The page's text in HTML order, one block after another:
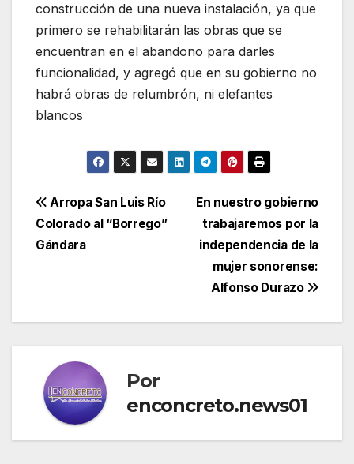
construcción de una nueva instalación, ya que
primero se rehabilitarán las obras que se
encuentran en el abandono para darles
funcionalidad, y agregó que en su gobierno no
habrá obras de relumbrón, ni elefantes
blancos
Navegación
de
En nuestro gobierno
trabajaremos por la
independencia de la
mujer sonorense:
Alfonso Durazo
Arropa San Luis Río
Colorado al “Borrego”
Gándara
Por
enconcreto.news01